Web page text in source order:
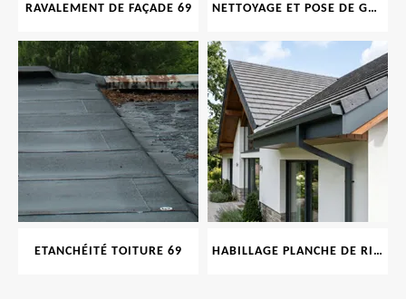
RAVALEMENT DE FAÇADE 69 NETTOYAGE ET POSE DE GOUTTIÈRE 69
ETANCHÉITÉ TOITURE 69 HABILLAGE PLANCHE DE RIVE 69